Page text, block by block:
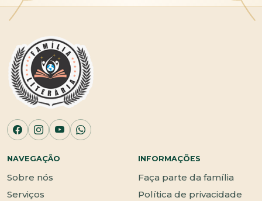
NAVEGAÇÃO
Sobre nós
Serviços
INFORMAÇÕES
Faça parte da família
Política de privacidade